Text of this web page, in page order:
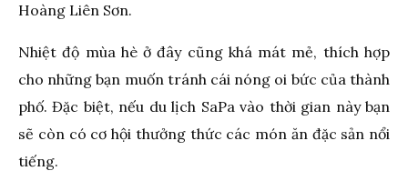
Hoàng Liên Sơn.
Nhiệt độ mùa hè ở đây cũng khá mát mẻ, thích hợp
cho những bạn muốn tránh cái nóng oi bức của thành
phố. Đặc biệt, nếu du lịch SaPa vào thời gian này bạn
sẽ còn có cơ hội thưởng thức các món ăn đặc sản nổi
tiếng.